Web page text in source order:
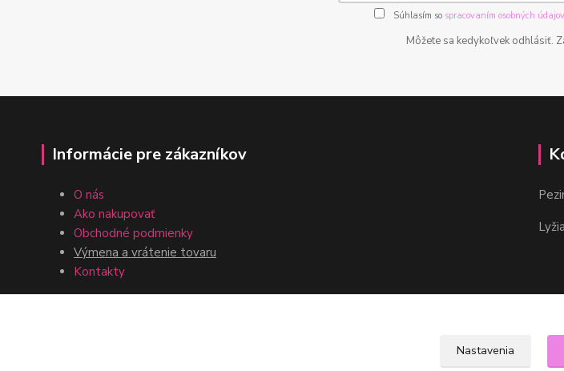
Súhlasím so spracovaním osobných údajov
Môžete sa kedykoľvek odhlásiť.
Informácie pre zákazníkov
O nás
Ako nakupovať
Obchodné podmienky
Výmena a vrátenie tovaru
Kontakty
Nastavenia